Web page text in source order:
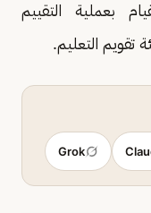
بعملية التقييم
تقويم التعليم.
Grok